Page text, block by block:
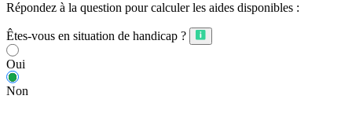
Répondez à la question pour calculer les aides disponibles :
Êtes-vous en situation de handicap ?
Oui
Non